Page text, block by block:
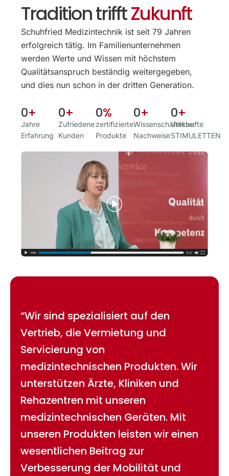
Tradition trifftZukunft
Schuhfried Medizintechnik ist seit 79 Jahren
erfolgreich tätig. Im Familien­unternehmen
werden Werte und Wissen mit höchstem
Qualitäts­anspruch beständig weitergegeben,
und dies nun schon in der dritten Generation.
Jahre
Erfahrung
0+
Zufriedene
Kunden
0+
zertifizierte
Produkte
0%
Wissenschaftliche
Nachweise
0+
Verkaufte
STIMULETTEN
0+
“Wir sind spezialisiert auf den
Vertrieb, die Vermietung und
Servicierung von
medizintechnischen Produkten. Wir
unterstützen Ärzte, Kliniken und
Rehazentren mit unseren
medizintechnischen Geräten. Mit
unseren Produkten leisten wir einen
wesentlichen Beitrag zur
Verbesserung der Mobilität und